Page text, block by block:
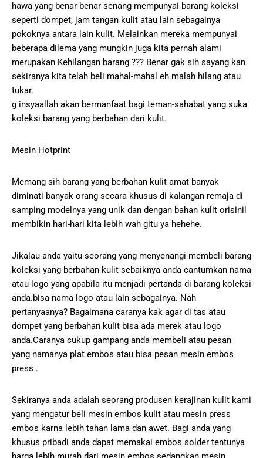
hawa yang benar-benar senang mempunyai barang koleksi
seperti dompet, jam tangan kulit atau lain sebagainya
pokoknya antara lain kulit. Melainkan mereka mempunyai
beberapa dilema yang mungkin juga kita pernah alami
merupakan Kehilangan barang ??? Benar gak sih sayang kan
sekiranya kita telah beli mahal-mahal eh malah hilang atau
tukar.
g insyaallah akan bermanfaat bagi teman-sahabat yang suka
koleksi barang yang berbahan dari kulit.
Mesin Hotprint
Memang sih barang yang berbahan kulit amat banyak
diminati banyak orang secara khusus di kalangan remaja di
samping modelnya yang unik dan dengan bahan kulit orisinil
membikin hari-hari kita lebih wah gitu ya hehehe.
Jikalau anda yaitu seorang yang menyenangi membeli barang
koleksi yang berbahan kulit sebaiknya anda cantumkan nama
atau logo yang apabila itu menjadi pertanda di barang koleksi
anda.bisa nama logo atau lain sebagainya. Nah
pertanyaanya? Bagaimana caranya kak agar di tas atau
dompet yang berbahan kulit bisa ada merek atau logo
anda.Caranya cukup gampang anda membeli atau pesan
yang namanya plat embos atau bisa pesan mesin embos
press .
Sekiranya anda adalah seorang produsen kerajinan kulit kami
yang mengatur beli mesin embos kulit atau mesin press
embos karna lebih tahan lama dan awet. Bagi anda yang
khusus pribadi anda dapat memakai embos solder tentunya